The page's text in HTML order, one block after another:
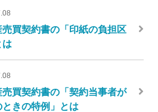
売買契約書の「印紙の負担区
は
売買契約書の「契約当事者が
ときの特例」とは